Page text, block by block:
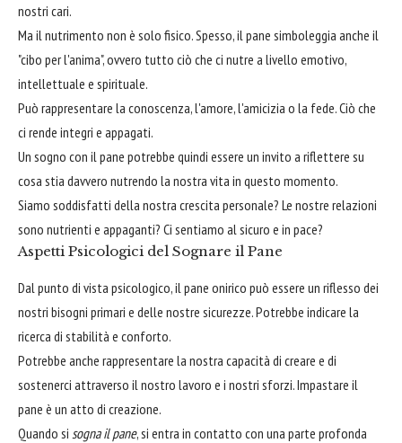
nostri cari.
Ma il nutrimento non è solo fisico. Spesso, il pane simboleggia anche il
"cibo per l'anima", ovvero tutto ciò che ci nutre a livello emotivo,
intellettuale e spirituale.
Può rappresentare la conoscenza, l'amore, l'amicizia o la fede. Ciò che
ci rende integri e appagati.
Un sogno con il pane potrebbe quindi essere un invito a riflettere su
cosa stia davvero nutrendo la nostra vita in questo momento.
Siamo soddisfatti della nostra crescita personale? Le nostre relazioni
sono nutrienti e appaganti? Ci sentiamo al sicuro e in pace?
Aspetti Psicologici del Sognare il Pane
Dal punto di vista psicologico, il pane onirico può essere un riflesso dei
nostri bisogni primari e delle nostre sicurezze. Potrebbe indicare la
ricerca di stabilità e conforto.
Potrebbe anche rappresentare la nostra capacità di creare e di
sostenerci attraverso il nostro lavoro e i nostri sforzi. Impastare il
pane è un atto di creazione.
Quando si sogna il pane, si entra in contatto con una parte profonda